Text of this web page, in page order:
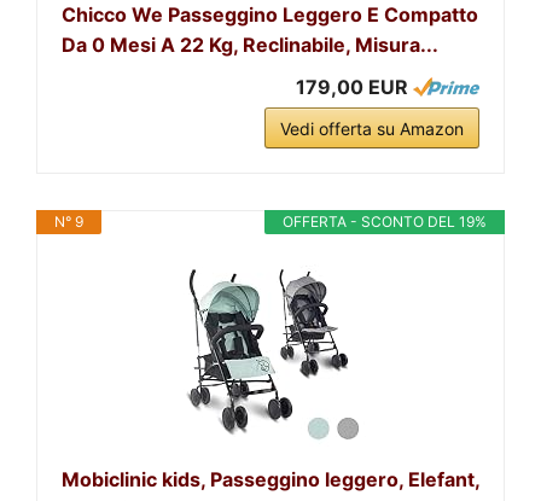
Chicco We Passeggino Leggero E Compatto
Da 0 Mesi A 22 Kg, Reclinabile, Misura...
179,00 EUR
Vedi offerta su Amazon
OFFERTA - SCONTO DEL 19%
N° 9
Mobiclinic kids, Passeggino leggero, Elefant,